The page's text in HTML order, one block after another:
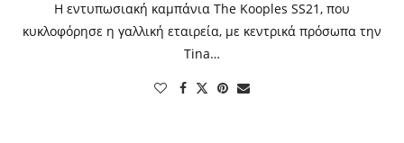
Η εντυπωσιακή καμπάνια The Kooples SS21, που
κυκλοφόρησε η γαλλική εταιρεία, με κεντρικά πρόσωπα την
Tina…